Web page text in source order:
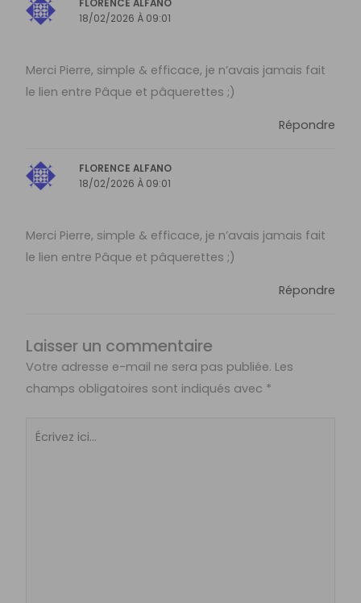
FLORENCE ALFANO
18/02/2026 À 09:01
Merci Pierre, simple & efficace, je n’avais jamais fait
le lien entre Pâque et pâquerettes ;)
Répondre
FLORENCE ALFANO
18/02/2026 À 09:01
Merci Pierre, simple & efficace, je n’avais jamais fait
le lien entre Pâque et pâquerettes ;)
Répondre
Laisser un commentaire
Votre adresse e-mail ne sera pas publiée. Les
champs obligatoires sont indiqués avec *
Écrivez